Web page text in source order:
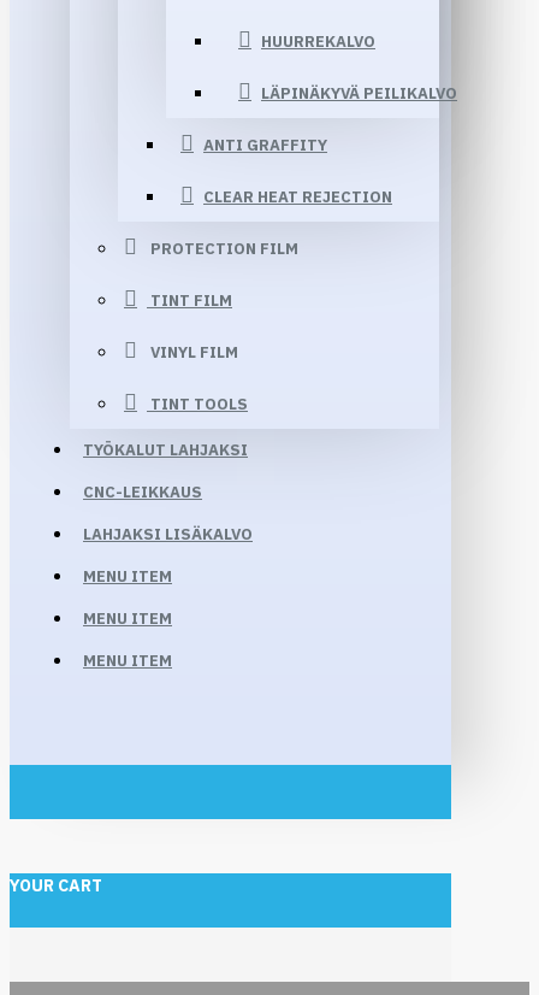
HUURREKALVO
LÄPINÄKYVÄ PEILIKALVO
ANTI GRAFFITY
CLEAR HEAT REJECTION
PROTECTION FILM
TINT FILM
VINYL FILM
TINT TOOLS
TYÖKALUT LAHJAKSI
CNC-LEIKKAUS
LAHJAKSI LISÄKALVO
MENU ITEM
MENU ITEM
MENU ITEM
YOUR CART